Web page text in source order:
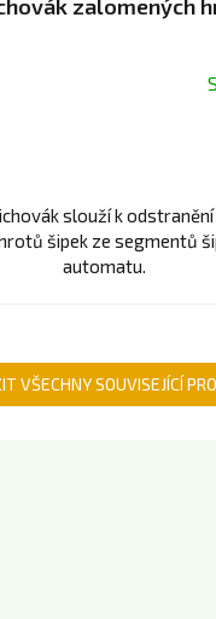
zalomených
slouží k
šipek ze segmentů
automatu.
VŠECHNY SOUVISEJÍCÍ